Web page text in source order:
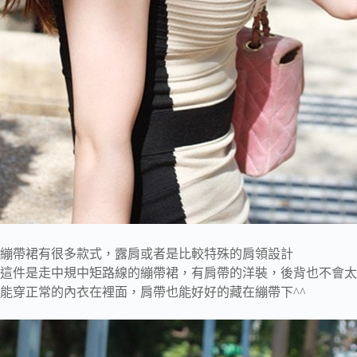
繃帶裙有很多款式，露肩或者是比較特殊的肩領設計
這件是走中規中矩路線的繃帶裙，有肩帶的洋裝，後背也不會
能穿正常的內衣在裡面，肩帶也能好好的藏在繃帶下^^